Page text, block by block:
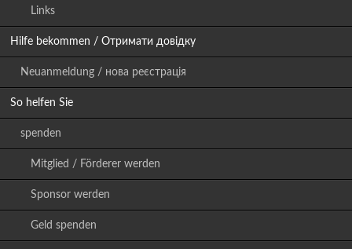
Links
Hilfe bekommen / Отримати довідку
Neuanmeldung / нова реєстрація
So helfen Sie
spenden
Mitglied / Förderer werden
Sponsor werden
Geld spenden